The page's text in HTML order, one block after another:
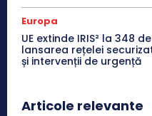
Europa
UE extinde IRIS² la 348
lansarea rețelei
și intervenții de urgență
Articole relevante